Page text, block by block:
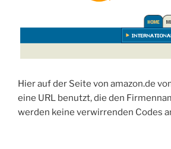
Hier auf der Seite von amazon.de
eine URL benutzt, die den
werden keine verwirrenden Codes